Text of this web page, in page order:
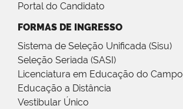
Portal do Candidato
FORMAS DE INGRESSO
Sistema de Seleção Unificada (Sisu)
Seleção Seriada (SASI)
Licenciatura em Educação do Campo
Educação a Distância
Vestibular Único